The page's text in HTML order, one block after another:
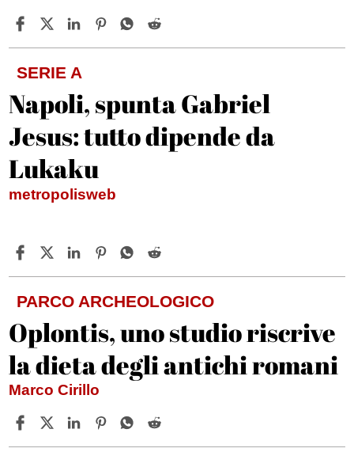
SERIE A
Napoli, spunta Gabriel
Jesus: tutto dipende da
Lukaku
metropolisweb
PARCO ARCHEOLOGICO
Oplontis, uno studio riscrive
la dieta degli antichi romani
Marco Cirillo